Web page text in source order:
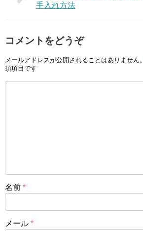
手入れ方法
コメントをどうぞ
メールアドレスが公開されることはありません。
須項目です
名前 *
メール *